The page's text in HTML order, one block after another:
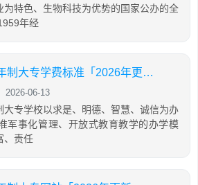
为特色、生物科技为优势的国家公办的全
年经
四川省卫生学校五年制大专学费标准「2026年更新」
2026-06-13
大专学校以求是、明德、智慧、诚信为办
军事化管理、开放式教育教学的办学模
、责任